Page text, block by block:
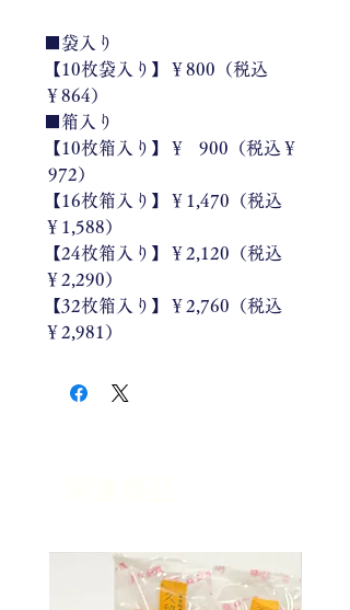
■袋入り
【10枚袋入り】￥800（税込
￥864）
■箱入り
【10枚箱入り】￥ 900（税込￥
972）
【16枚箱入り】￥1,470（税込
￥1,588）
【24枚箱入り】￥2,120（税込
￥2,290）
【32枚箱入り】￥2,760（税込
￥2,981）